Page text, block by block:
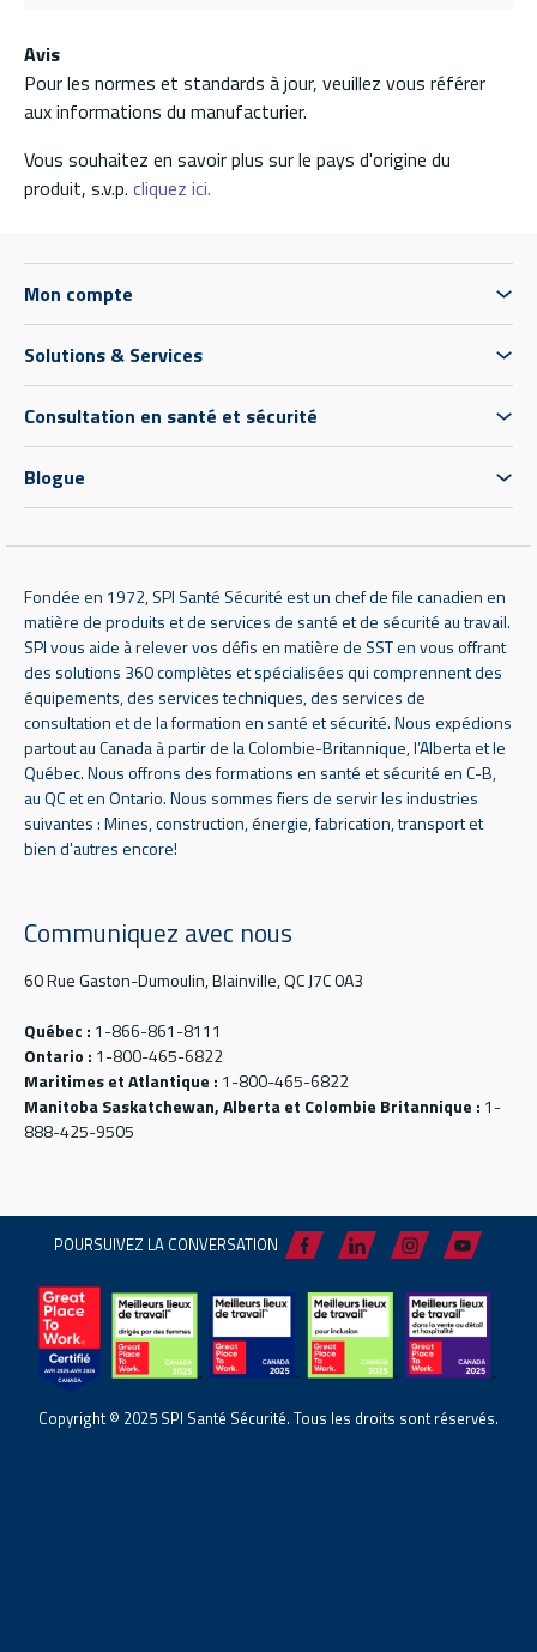
Avis
Pour les normes et standards à jour, veuillez vous référer
aux informations du manufacturier.
Vous souhaitez en savoir plus sur le pays d'origine du
produit, s.v.p. cliquez ici.
Mon compte
Solutions & Services
Consultation en santé et sécurité
Blogue
Fondée en 1972, SPI Santé Sécurité est un chef de file canadien en
matière de produits et de services de santé et de sécurité au travail.
SPI vous aide à relever vos défis en matière de SST en vous offrant
des solutions 360 complètes et spécialisées qui comprennent des
équipements, des services techniques, des services de
consultation et de la formation en santé et sécurité. Nous expédions
partout au Canada à partir de la Colombie-Britannique, l’Alberta et le
Québec. Nous offrons des formations en santé et sécurité en C-B,
au QC et en Ontario. Nous sommes fiers de servir les industries
suivantes : Mines, construction, énergie, fabrication, transport et
bien d'autres encore!
Communiquez avec nous
60 Rue Gaston-Dumoulin, Blainville, QC J7C 0A3
Québec : 1-866-861-8111
Ontario : 1-800-465-6822
Maritimes et Atlantique : 1-800-465-6822
Manitoba Saskatchewan, Alberta et Colombie Britannique : 1-
888-425-9505
POURSUIVEZ LA CONVERSATION
Copyright © 2025 SPI Santé Sécurité. Tous les droits sont réservés.